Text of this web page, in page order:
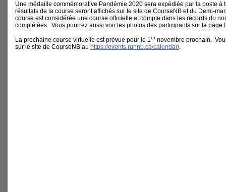
Une médaille commémorative Pandémie 2020 sera expédiée par la poste à
résultats de la course seront affichés sur le site de CourseNB et du Demi-
course est considérée une course officielle et compte dans les records du
complétées. Vous pourrez aussi voir les photos des participants sur la page
La prochaine course virtuelle est prévue pour le 1er novembre prochain.
sur le site de CourseNB au https://events.runnb.ca/calendar/.